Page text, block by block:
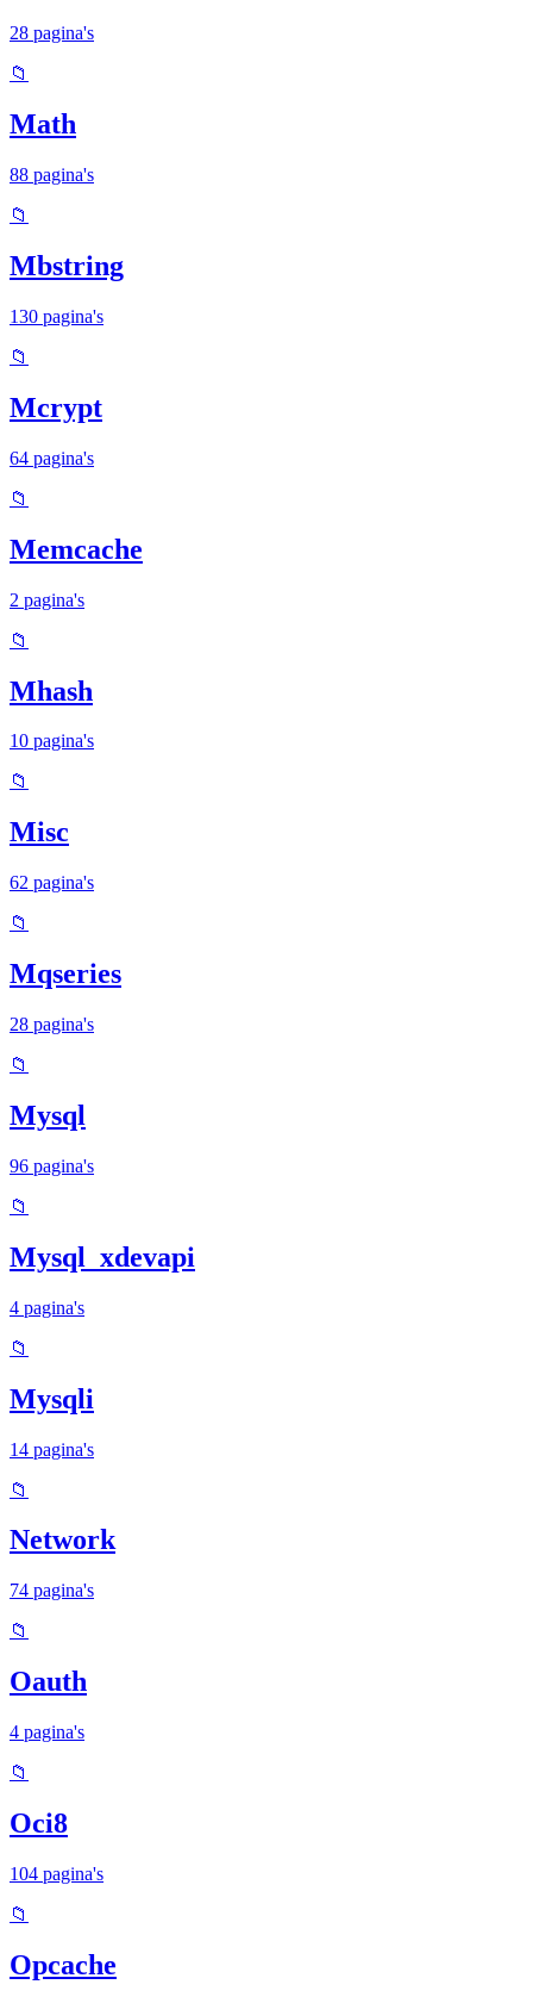
28 pagina's
📁
Math
88 pagina's
📁
Mbstring
130 pagina's
📁
Mcrypt
64 pagina's
📁
Memcache
2 pagina's
📁
Mhash
10 pagina's
📁
Misc
62 pagina's
📁
Mqseries
28 pagina's
📁
Mysql
96 pagina's
📁
Mysql_xdevapi
4 pagina's
📁
Mysqli
14 pagina's
📁
Network
74 pagina's
📁
Oauth
4 pagina's
📁
Oci8
104 pagina's
📁
Opcache